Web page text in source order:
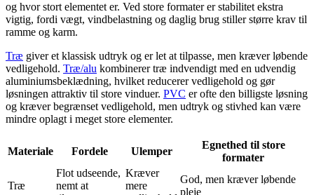
og hvor stort elementet er. Ved store formater er stabilitet ekstra
vigtig, fordi vægt, vindbelastning og daglig brug stiller større krav til
ramme og karm.
Træ giver et klassisk udtryk og er let at tilpasse, men kræver løbende
vedligehold. Træ/alu kombinerer træ indvendigt med en udvendig
aluminiumsbeklædning, hvilket reducerer vedligehold og gør
løsningen attraktiv til store vinduer. PVC er ofte den billigste løsning
og kræver begrænset vedligehold, men udtryk og stivhed kan være
mindre oplagt i meget store elementer.
Materiale Fordele Ulemper
Egnethed til store
formater
Træ
Flot udseende,
nemt at
Kræver
mere
God, men kræver løbende
pleje